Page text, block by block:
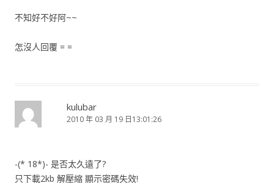
不知好不好阿~~
怎沒人回覆 = =
kulubar
2010 年 03 月 19 日13:01:26
-(* 18*)- 是否太久遠了?
只下載2kb 解壓縮 顯示密碼失效!